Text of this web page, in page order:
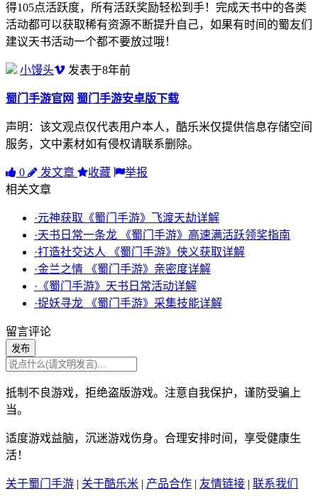
得105点活跃度，所有活跃奖励轻松到手！完成天书中的各类
活动都可以获取稀有资源不断提升自己，如果有时间的蜀友们
建议天书活动一个都不要放过哦！
小馒头 发表于8年前
蜀门手游官网 蜀门手游安卓版下载
声明：该文观点仅代表用户本人，酷乐米仅提供信息存储空间
服务，文中素材如有侵权请联系删除。
0 发文章 收藏
举报
相关文章
·元神获取《蜀门手游》飞渡天劫详解
·天书日常一条龙 《蜀门手游》高速满活跃领奖指南
·打造社交达人 《蜀门手游》侠义获取详解
·金兰之情 《蜀门手游》亲密度详解
·《蜀门手游》天书日常活动详解
·捉妖寻龙 《蜀门手游》采集技能详解
留言评论
发布
抵制不良游戏，拒绝盗版游戏。注意自我保护，谨防受骗上
当。
适度游戏益脑，沉迷游戏伤身。合理安排时间，享受健康生
活！
关于蜀门手游 | 关于酷乐米 | 产品合作 | 友情链接 | 联系我们